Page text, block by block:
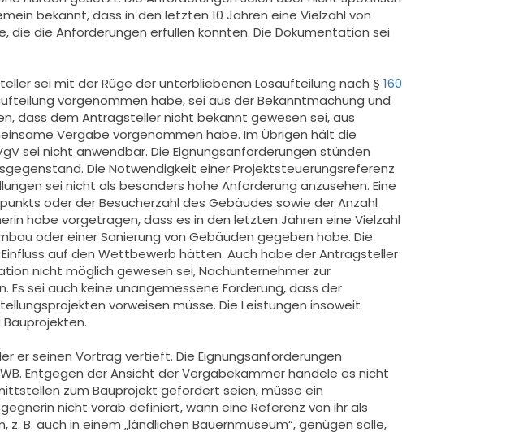
bekannt, dass in den letzten 10 Jahren eine Vielzahl von
die die Anforderungen erfüllen könnten. Die Dokumentation sei
sei mit der Rüge der unterbliebenen Losaufteilung nach § 160
vorgenommen habe, sei aus der Bekanntmachung und
dass dem Antragsteller nicht bekannt gewesen sei, aus
Vergabe vorgenommen habe. Im Übrigen hält die
sei nicht anwendbar. Die Eignungsanforderungen stünden
Die Notwendigkeit einer Projektsteuerungsreferenz
sei nicht als besonders hohe Anforderung anzusehen. Eine
oder der Besucherzahl des Gebäudes sowie der Anzahl
habe vorgetragen, dass es in den letzten Jahren eine Vielzahl
oder einer Sanierung von Gebäuden gegeben habe. Die
auf den Wettbewerb hätten. Auch habe der Antragsteller
nicht möglich gewesen sei, Nachunternehmer zur
sei auch keine unangemessene Forderung, dass der
vorweisen müsse. Die Leistungen insoweit
er seinen Vortrag vertieft. Die Eignungsanforderungen
Entgegen der Ansicht der Vergabekammer handele es nicht
zum Bauprojekt gefordert seien, müsse ein
nicht vorab definiert, wann eine Referenz von ihr als
B. auch in einem „ländlichen Bauernmuseum“, genügen solle,